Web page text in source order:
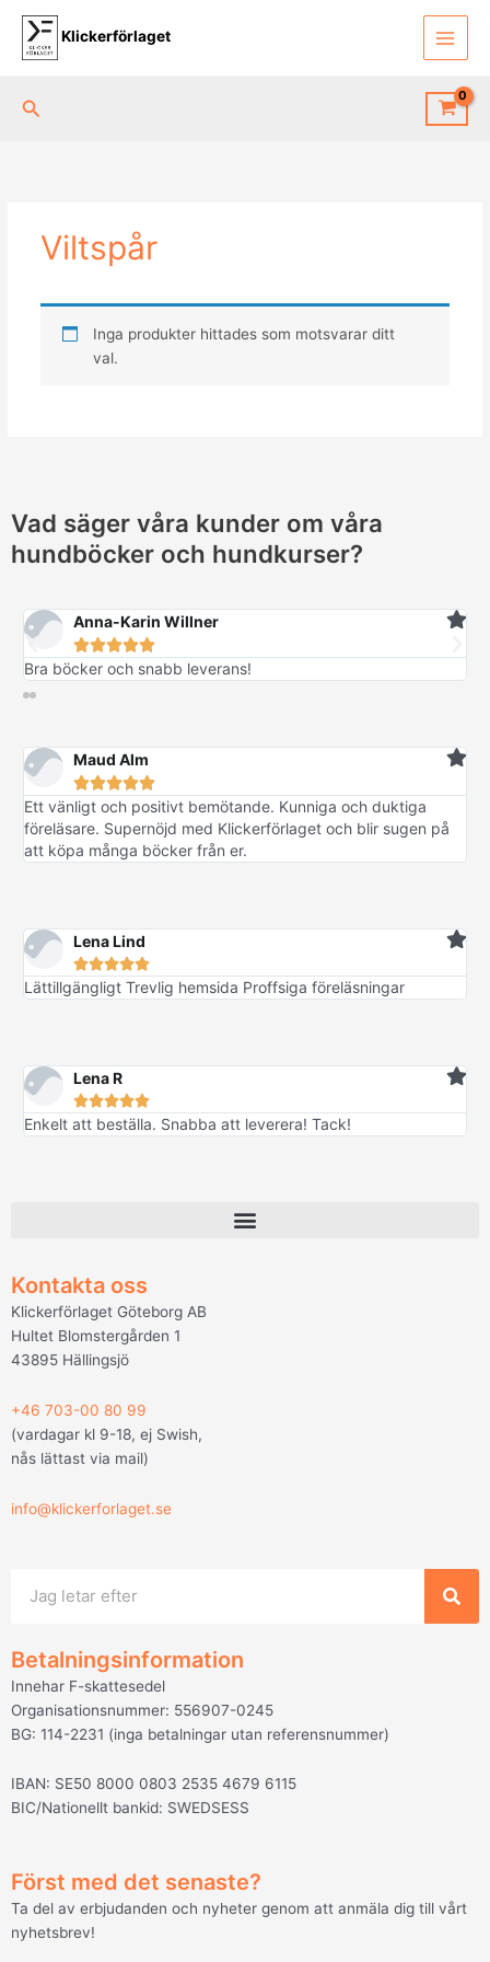
innehåll
Klickerförlaget
Sök
Viltspår
Inga produkter hittades som motsvarar ditt
val.
Vad säger våra kunder om våra
hundböcker och hundkurser?
Anna-Karin Willner

Bra böcker och snabb leverans!
Maud Alm

Ett vänligt och positivt bemötande. Kunniga och duktiga
föreläsare. Supernöjd med Klickerförlaget och blir sugen på
att köpa många böcker från er.
Lena Lind

Lättillgängligt Trevlig hemsida Proffsiga föreläsningar
Lena R

Enkelt att beställa. Snabba att leverera! Tack!
Kontakta oss
Klickerförlaget Göteborg AB
Hultet Blomstergården 1
43895 Hällingsjö
+46 703-00 80 99
(vardagar kl 9-18, ej Swish,
nås lättast via mail)
info@klickerforlaget.se
Betalningsinformation
Innehar F-skattesedel
Organisationsnummer: 556907-0245
BG: 114-2231 (inga betalningar utan referensnummer)
IBAN: SE50 8000 0803 2535 4679 6115
BIC/Nationellt bankid: SWEDSESS
Först med det senaste?
Ta del av erbjudanden och nyheter genom att anmäla dig till vårt
nyhetsbrev!